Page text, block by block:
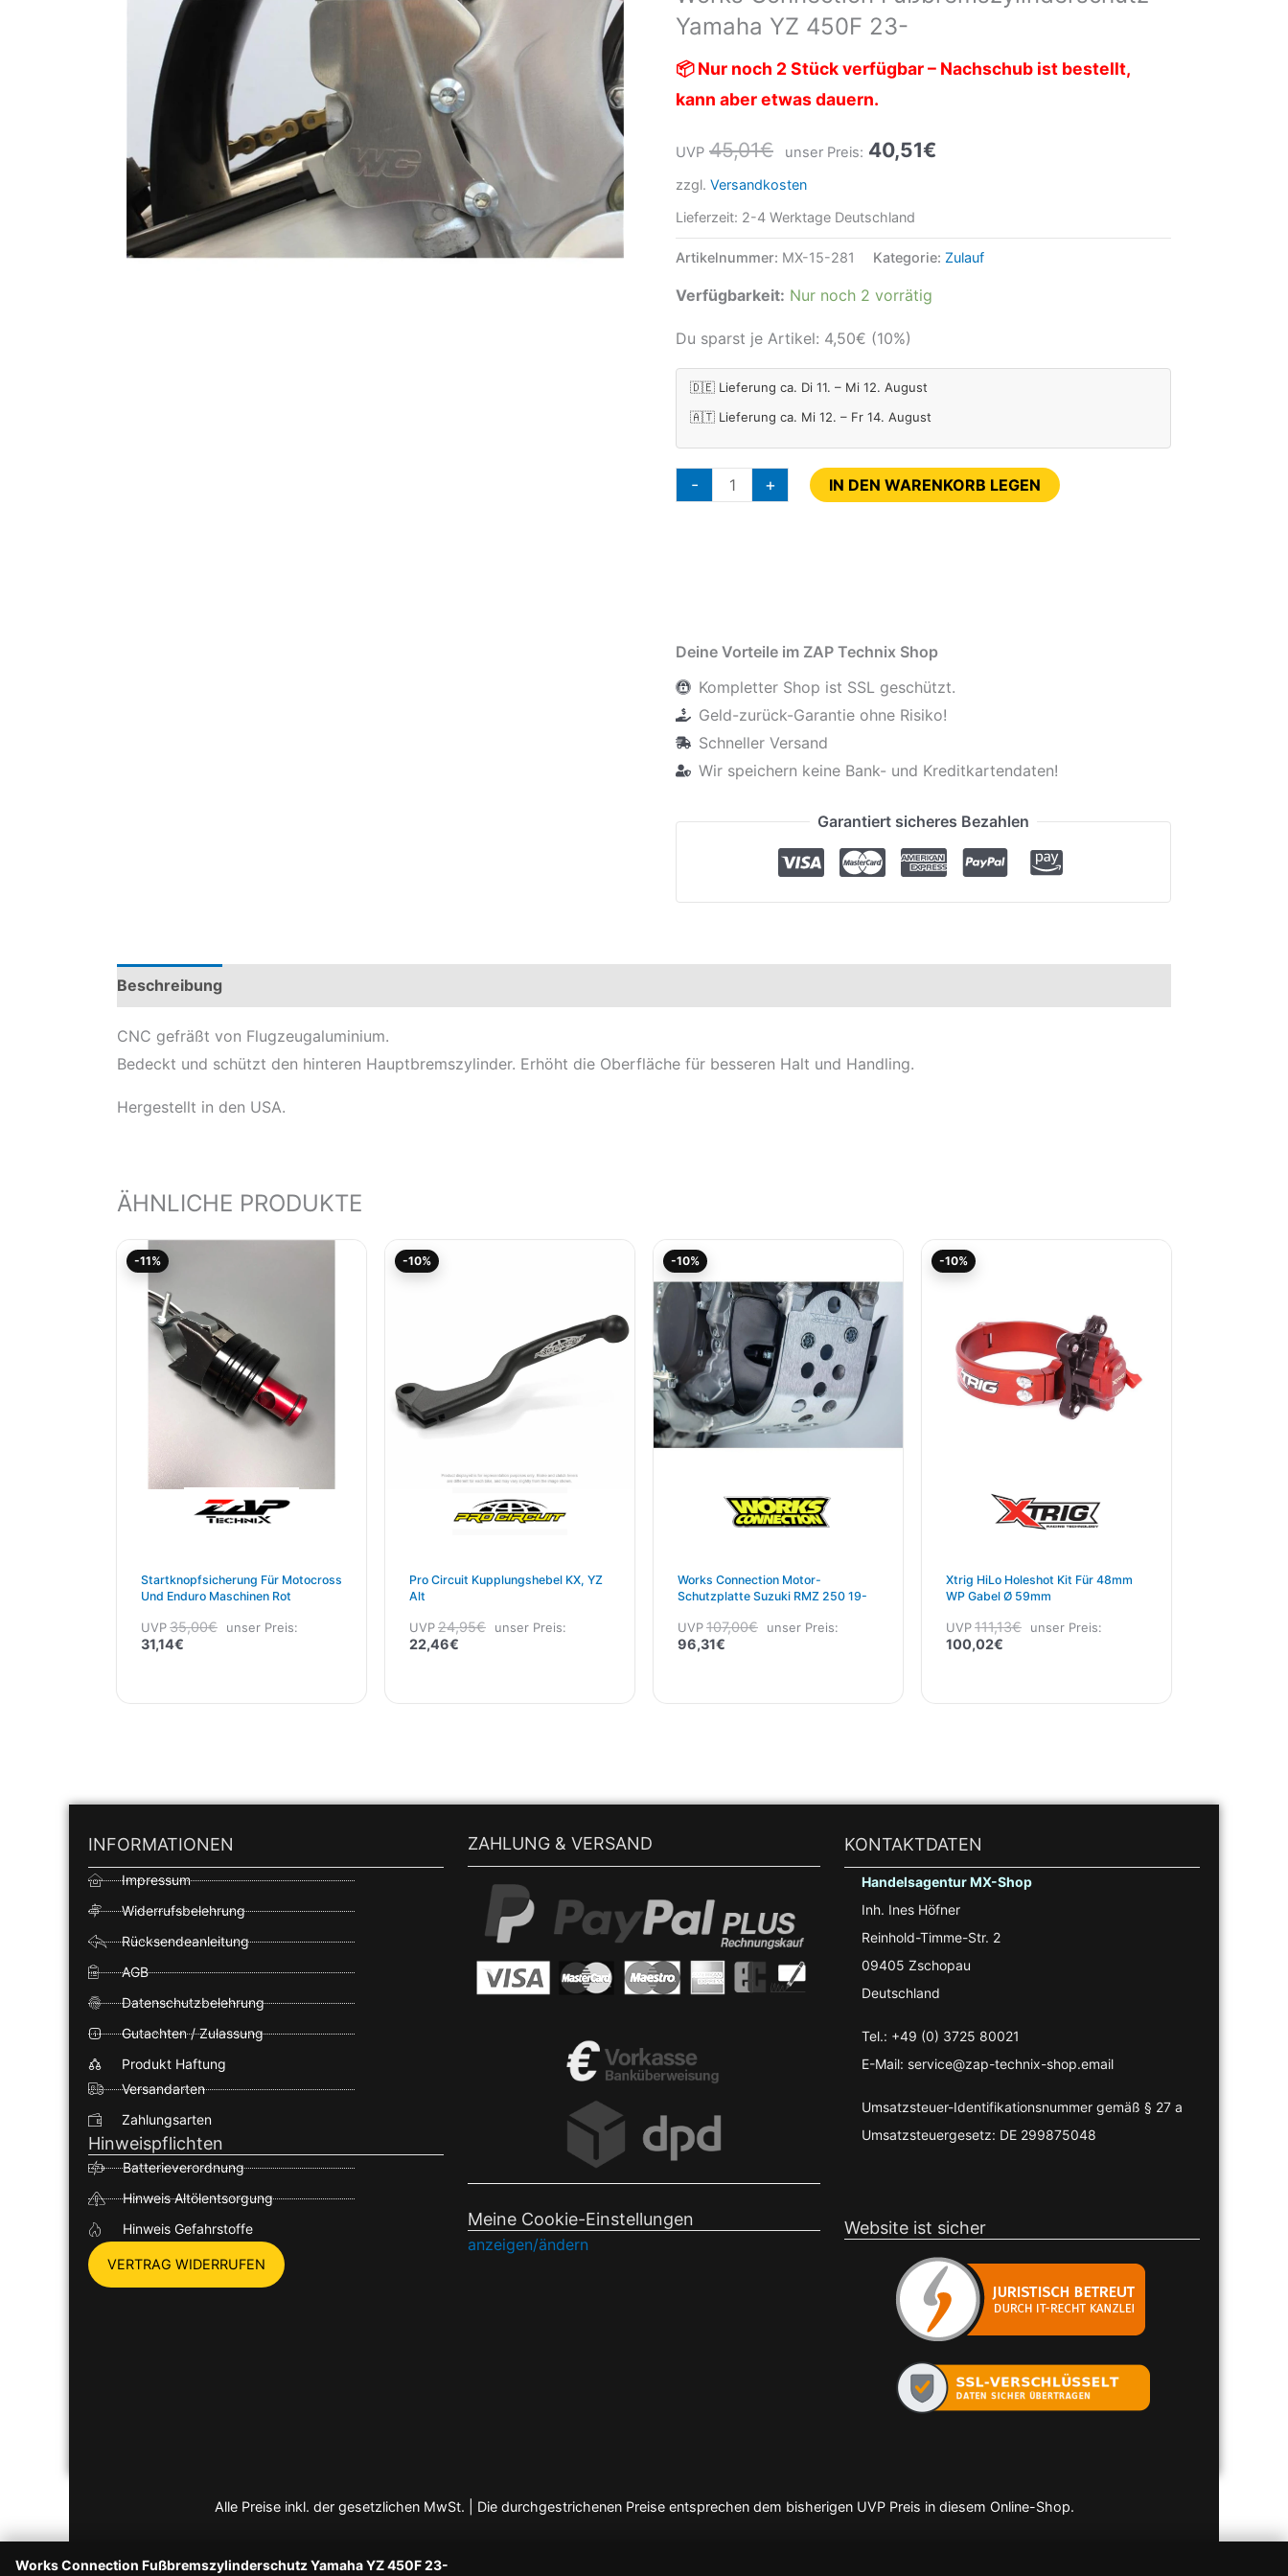
Yamaha YZ 450F 23-
📦 Nur noch 2 Stück verfügbar – Nachschub ist bestellt,
kann aber etwas dauern.
UVP 45,01€ unser Preis: 40,51€
zzgl. Versandkosten
Lieferzeit: 2-4 Werktage Deutschland
Artikelnummer: MX-15-281 Kategorie: Zulauf
Verfügbarkeit: Nur noch 2 vorrätig
Du sparst je Artikel: 4,50€ (10%)
🇩🇪 Lieferung ca. Di 11. – Mi 12. August
🇦🇹 Lieferung ca. Mi 12. – Fr 14. August
-
23-
+ IN DEN WARENKORB LEGEN
Deine Vorteile im ZAP Technix Shop
Kompletter Shop ist SSL geschützt.
Geld-zurück-Garantie ohne Risiko!
Schneller Versand
Wir speichern keine Bank- und Kreditkartendaten!
Garantiert sicheres Bezahlen
Beschreibung
CNC gefräßt von Flugzeugaluminium.
Bedeckt und schützt den hinteren Hauptbremszylinder. Erhöht die Oberfläche für besseren Halt und Handling.
Hergestellt in den USA.
ÄHNLICHE PRODUKTE
-11%
Startknopfsicherung Für Motocross
Und Enduro Maschinen Rot
UVP35,00€ unser Preis:
31,14€
-10%
Pro Circuit Kupplungshebel KX, YZ
Alt
UVP24,95€ unser Preis:
22,46€
-10%
Works Connection Motor-
Schutzplatte Suzuki RMZ 250 19-
UVP107,00€
war:
107,00€
unser Preis:
96,31€
ist:
96,31€.
-10%
Xtrig HiLo Holeshot Kit Für 48mm
WP Gabel Ø 59mm
UVP111,13€ unser Preis:
100,02€
INFORMATIONEN
Impressum
Widerrufsbelehrung
Rücksendeanleitung
AGB
Datenschutzbelehrung
Gutachten / Zulassung
Produkt Haftung
Versandarten
Zahlungsarten
Hinweispflichten
Batterieverordnung
Hinweis Altölentsorgung
Hinweis Gefahrstoffe
VERTRAG WIDERRUFEN
ZAHLUNG & VERSAND
Meine Cookie-Einstellungen
anzeigen/ändern
KONTAKTDATEN
Handelsagentur MX-Shop
Inh. Ines Höfner
Reinhold-Timme-Str. 2
09405 Zschopau
Deutschland
Tel.: +49 (0) 3725 80021
E-Mail: service@zap-technix-shop.email
Umsatzsteuer-Identifikationsnummer gemäß § 27 a
Umsatzsteuergesetz: DE 299875048
Website ist sicher
Alle Preise inkl. der gesetzlichen MwSt. | Die durchgestrichenen Preise entsprechen dem bisherigen UVP Preis in diesem Online-Shop.
Works Connection Fußbremszylinderschutz Yamaha YZ 450F 23-